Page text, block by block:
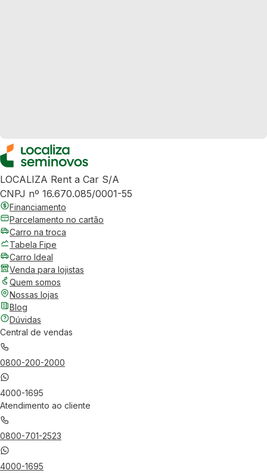
LOCALIZA Rent a Car S/A
CNPJ nº 16.670.085/0001-55
Financiamento
Parcelamento no cartão
Carro na troca
Tabela Fipe
Carro Ideal
Venda para lojistas
Quem somos
Nossas lojas
Blog
Dúvidas
Central de vendas
0800-200-2000
4000-1695
Atendimento ao cliente
0800-701-2523
4000-1695